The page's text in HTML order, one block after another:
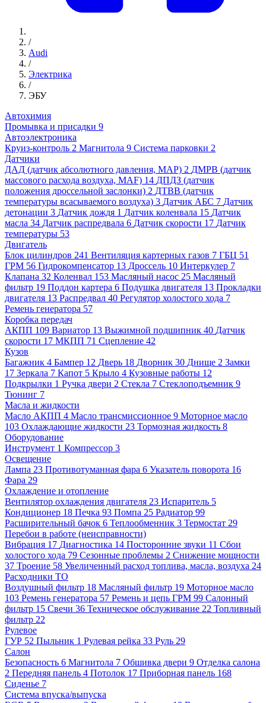
/
Audi
/
Электрика
/
ЭБУ
Автохимия
Промывка и присадки 9
Автоэлектроника
Круиз-контроль 2 Магнитола 9 Система парковки 2
Датчики
ДАД (датчик абсолютного давления, MAP) 2 ДМРВ (датчик
массового расхода воздуха, MAF) 14 ДПДЗ (датчик
положения дроссельной заслонки) 2 ДТВВ (датчик
температуры всасываемого воздуха) 3 Датчик АБС 7 Датчик
детонации 3 Датчик дождя 1 Датчик коленвала 15 Датчик
масла 34 Датчик распредвала 6 Датчик скорости 17 Датчик
температуры 53
Двигатель
Блок цилиндров 241 Вентиляция картерных газов 7 ГБЦ 51
ГРМ 56 Гидрокомпенсатор 13 Дроссель 10 Интеркулер 7
Клапана 32 Коленвал 153 Масляный насос 25 Масляный
фильтр 19 Поддон картера 6 Подушка двигателя 13 Прокладки
двигателя 13 Распредвал 40 Регулятор холостого хода 7
Ремень генератора 57
Коробка передач
АКПП 109 Вариатор 13 Выжимной подшипник 40 Датчик
скорости 17 МКПП 71 Сцепление 42
Кузов
Багажник 4 Бампер 12 Дверь 18 Дворник 30 Днище 2 Замки
17 Зеркала 7 Капот 5 Крыло 4 Кузовные работы 12
Подкрылки 1 Ручка двери 2 Стекла 7 Стеклоподъемник 9
Тюнинг 7
Масла и жидкости
Масло АКПП 4 Масло трансмиссионное 9 Моторное масло
103 Охлаждающие жидкости 23 Тормозная жидкость 8
Оборудование
Инструмент 1 Компрессор 3
Освещение
Лампа 23 Противотуманная фара 6 Указатель поворота 16
Фара 29
Охлаждение и отопление
Вентилятор охлаждения двигателя 23 Испаритель 5
Кондиционер 18 Печка 93 Помпа 25 Радиатор 99
Расширительный бачок 6 Теплообменник 3 Термостат 29
Перебои в работе (неисправности)
Вибрация 17 Диагностика 14 Посторонние звуки 11 Сбои
холостого хода 79 Сезонные проблемы 2 Снижение мощности
37 Троение 58 Увеличенный расход топлива, масла, воздуха 24
Расходники ТО
Воздушный фильтр 18 Масляный фильтр 19 Моторное масло
103 Ремень генератора 57 Ремень и цепь ГРМ 99 Салонный
фильтр 15 Свечи 36 Техническое обслуживание 22 Топливный
фильтр 22
Рулевое
ГУР 52 Пыльник 1 Рулевая рейка 33 Руль 29
Салон
Безопасность 6 Магнитола 7 Обшивка двери 9 Отделка салона
2 Передняя панель 4 Потолок 17 Приборная панель 168
Сиденье 7
Система впуска/выпуска